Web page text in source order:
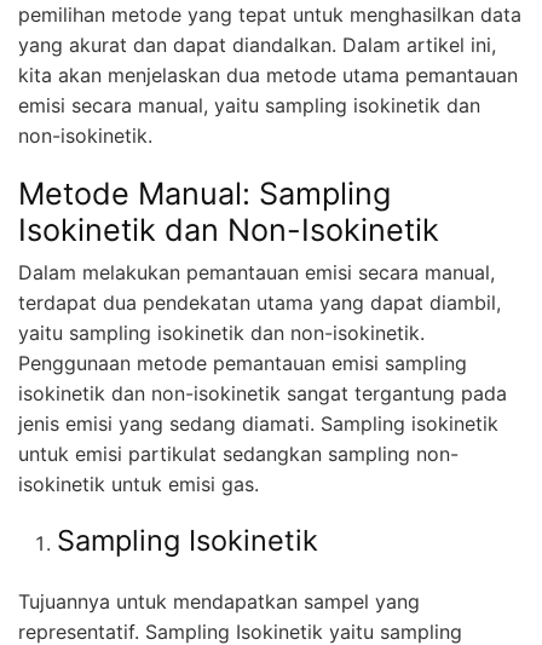
pemilihan metode yang tepat untuk menghasilkan data
yang akurat dan dapat diandalkan. Dalam artikel ini,
kita akan menjelaskan dua metode utama pemantauan
emisi secara manual, yaitu sampling isokinetik dan
non-isokinetik.
Metode Manual: Sampling
Isokinetik dan Non-Isokinetik
Dalam melakukan pemantauan emisi secara manual,
terdapat dua pendekatan utama yang dapat diambil,
yaitu sampling isokinetik dan non-isokinetik.
Penggunaan metode pemantauan emisi sampling
isokinetik dan non-isokinetik sangat tergantung pada
jenis emisi yang sedang diamati. Sampling isokinetik
untuk emisi partikulat sedangkan sampling non-
isokinetik untuk emisi gas.
Sampling Isokinetik
Tujuannya untuk mendapatkan sampel yang
representatif. Sampling Isokinetik yaitu sampling